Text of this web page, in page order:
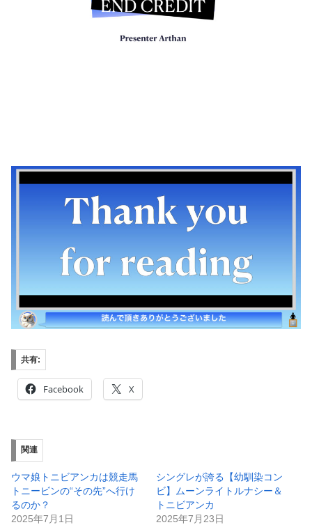
共有:
Facebook X
関連
ウマ娘トニビアンカは競走馬
トニービンの“その先”へ行け
るのか？
2025年7月1日
シングレが誇る【幼馴染コン
ビ】ムーンライトルナシー＆
トニビアンカ
2025年7月23日